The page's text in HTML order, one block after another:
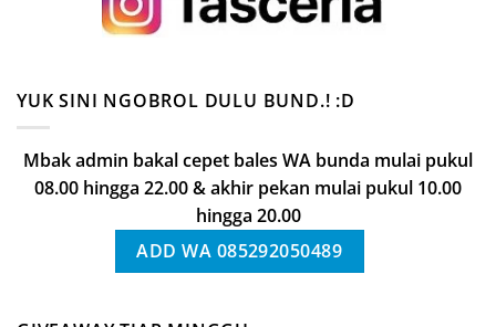
YUK SINI NGOBROL DULU BUND.! :D
Mbak admin bakal cepet bales WA bunda mulai pukul
08.00 hingga 22.00 & akhir pekan mulai pukul 10.00
hingga 20.00
ADD WA 085292050489